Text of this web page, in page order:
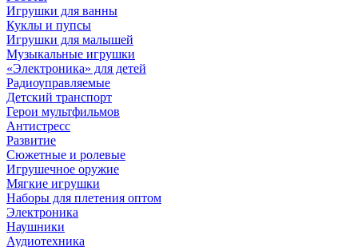
Игрушки для ванны
Куклы и пупсы
Игрушки для малышей
Музыкальные игрушки
«Электроника» для детей
Радиоуправляемые
Детский транспорт
Герои мультфильмов
Антистресс
Развитие
Сюжетные и ролевые
Игрушечное оружие
Мягкие игрушки
Наборы для плетения оптом
Электроника
Наушники
Аудиотехника